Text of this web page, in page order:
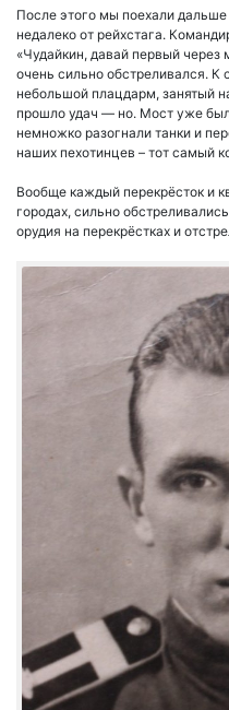
После этого мы поехали
недалеко от рейхстага.
«Чудайкин, давай первый через
очень сильно обстреливался.
небольшой плацдарм, занятый
прошло удач — но. Мост уже
немножко разогнали танки и
наших пехотинцев – тот самый
Вообще каждый перекрёсток и
городах, сильно
орудия на перекрёстках и